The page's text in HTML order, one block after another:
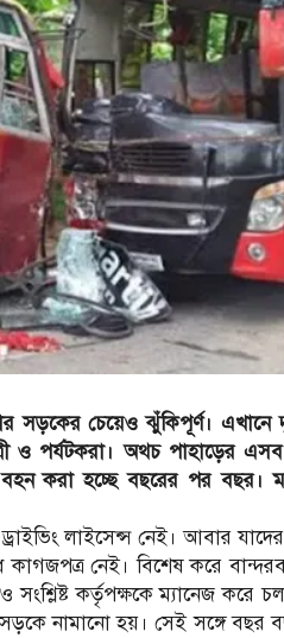
সড়কের চে‌য়েও ঝুঁ‌কিপূর্ণ। ‌এখা‌নে
ও পর্যটকরা। অথচ পাহাড়ের
বহন করা হচ্ছে বছরের পর বছর।
লাইসেন্স নেই। আবার
কাগজপত্র নেই। বি‌শেষ ক‌রে
সং‌শ্লিষ্ট কর্তৃপক্ষকে ম্যানেজ ক‌রে
নামানো হয়। সেই সঙ্গে বছর